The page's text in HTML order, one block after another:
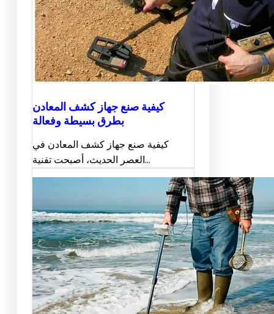
كيفية صنع جهاز كشف المعادن
بطرق بسيطة وفعالة
كيفية صنع جهاز كشف المعادن في
العصر الحديث، أصبحت تقنية…